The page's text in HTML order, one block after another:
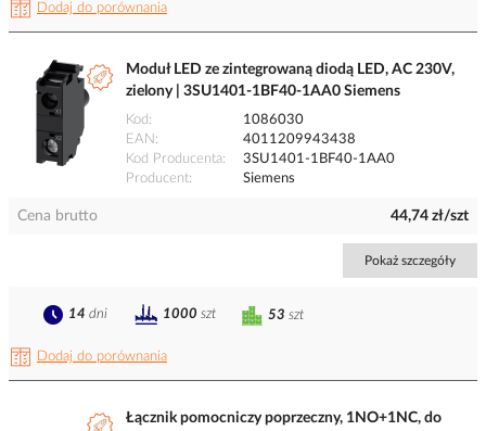
Dodaj do porównania
Moduł LED ze zintegrowaną diodą LED, AC 230V,
zielony | 3SU1401-1BF40-1AA0 Siemens
Kod
1086030
EAN
4011209943438
Kod Producenta
3SU1401-1BF40-1AA0
Producent
Siemens
Cena brutto 44,74 zł/szt
Pokaż szczegóły
Dodaj do porównania
53 szt
14 dni 1000 szt
Łącznik pomocniczy poprzeczny, 1NO+1NC, do